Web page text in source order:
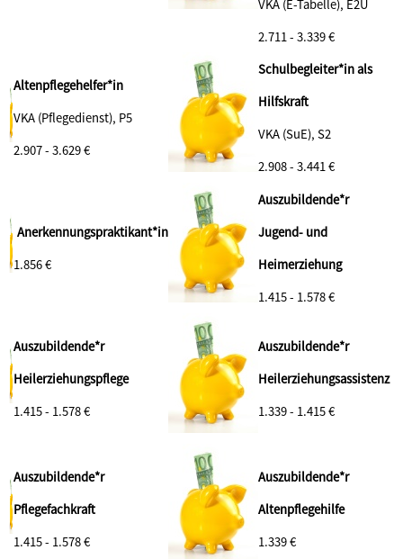
VKA (E-Tabelle), E2Ü
2.711 - 3.339 €
Altenpflegehelfer*in
VKA (Pflegedienst), P5
2.907 - 3.629 €
Schulbegleiter*in als
Hilfskraft
VKA (SuE), S2
2.908 - 3.441 €
Anerkennungspraktikant*in
1.856 €
Auszubildende*r
Jugend- und
Heimerziehung
1.415 - 1.578 €
Auszubildende*r
Heilerziehungspflege
1.415 - 1.578 €
Auszubildende*r
Heilerziehungsassistenz
1.339 - 1.415 €
Auszubildende*r
Pflegefachkraft
1.415 - 1.578 €
Auszubildende*r
Altenpflegehilfe
1.339 €